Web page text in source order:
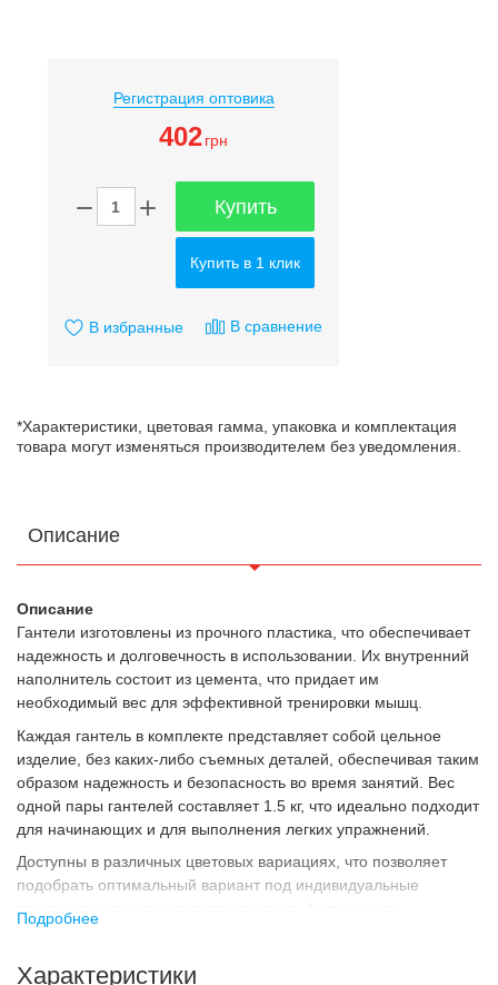
Регистрация оптовика
402 грн
Купить
Купить в 1 клик
В избранные В сравнение
*Характеристики, цветовая гамма, упаковка и комплектация
товара могут изменяться производителем без уведомления.
Описание
Описание
Гантели изготовлены из прочного пластика, что обеспечивает
надежность и долговечность в использовании. Их внутренний
наполнитель состоит из цемента, что придает им
необходимый вес для эффективной тренировки мышц.
Каждая гантель в комплекте представляет собой цельное
изделие, без каких-либо съемных деталей, обеспечивая таким
образом надежность и безопасность во время занятий. Вес
одной пары гантелей составляет 1.5 кг, что идеально подходит
для начинающих и для выполнения легких упражнений.
Доступны в различных цветовых вариациях, что позволяет
подобрать оптимальный вариант под индивидуальные
Гантели для фитнеса Champion TA-9820-1_5 предназначены
Подробнее
Характеристики